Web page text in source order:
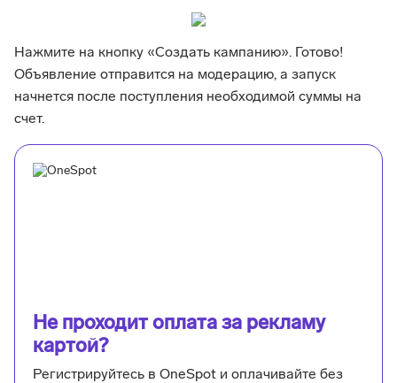
Нажмите на кнопку «Создать кампанию». Готово!
Объявление отправится на модерацию, а запуск
начнется после поступления необходимой суммы на
счет.
Не проходит оплата за рекламу
картой?
Регистрируйтесь в OneSpot и оплачивайте без